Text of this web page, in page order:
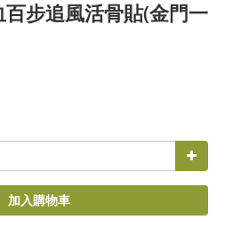
步追風活骨貼(金門一
加入購物車